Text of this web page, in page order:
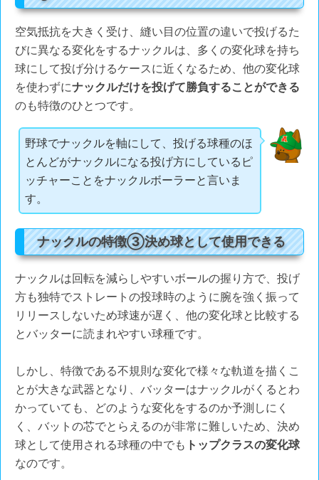
空気抵抗を大きく受け、縫い目の位置の違いで投げるた
びに異なる変化をするナックルは、多くの変化球を持ち
球にして投げ分けるケースに近くなるため、他の変化球
を使わずにナックルだけを投げて勝負することができる
のも特徴のひとつです。
野球でナックルを軸にして、投げる球種のほ
とんどがナックルになる投げ方にしているピ
ッチャーことをナックルボーラーと言いま
す。
ナックルの特徴③決め球として使用できる
ナックルは回転を減らしやすいボールの握り方で、投げ
方も独特でストレートの投球時のように腕を強く振って
リリースしないため球速が遅く、他の変化球と比較する
とバッターに読まれやすい球種です。
しかし、特徴である不規則な変化で様々な軌道を描くこ
とが大きな武器となり、バッターはナックルがくるとわ
かっていても、どのような変化をするのか予測しにく
く、バットの芯でとらえるのが非常に難しいため、決め
球として使用される球種の中でも トップクラスの変化球
なのです。